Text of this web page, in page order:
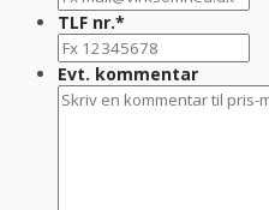
TLF nr.*
Evt. kommentar